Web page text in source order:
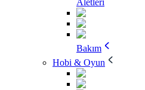
Aletleri
Bakım
Hobi & Oyun